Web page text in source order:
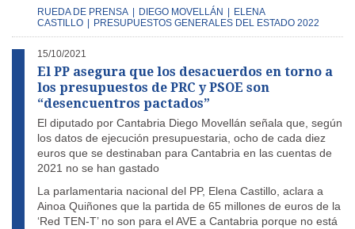
RUEDA DE PRENSA DIEGO MOVELLÁN
ELENA
CASTILLO
PRESUPUESTOS GENERALES DEL ESTADO 2022
15/10/2021
El PP asegura que los desacuerdos en torno a
los presupuestos de PRC y PSOE son
“desencuentros pactados”
El diputado por Cantabria Diego Movellán señala que, según
los datos de ejecución presupuestaria, ocho de cada diez
euros que se destinaban para Cantabria en las cuentas de
2021 no se han gastado
La parlamentaria nacional del PP, Elena Castillo, aclara a
Ainoa Quiñones que la partida de 65 millones de euros de la
‘Red TEN-T’ no son para el AVE a Cantabria porque no está